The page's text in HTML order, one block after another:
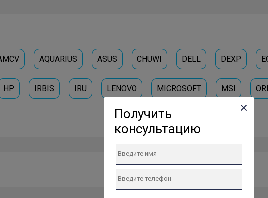
AQUARIUS ASUS CHUWI DELL DEXP
HP IRBIS IRU LENOVO MICROSOFT MSI
Получить
консультацию